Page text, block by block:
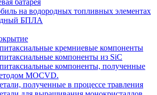
батарея
на водородных топливных элементах
БПЛА
кремниевые компоненты
компоненты из SiC
компоненты, полученные
MOCVD.
полученные в процессе травления